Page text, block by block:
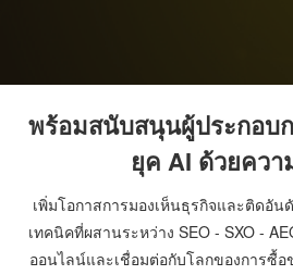
พร้อมสนับสนุนผู้ประกอบ
ยุค AI ด้วยคว
เพิ่มโอกาสการมองเห็นธุรกิจและติดอั
เทคนิคที่ผสานระหว่าง SEO - SXO -
ออนไลน์และเชื่อมต่อกับโลกของการซื้